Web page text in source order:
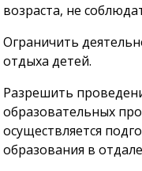
возраста, не
Ограничить
отдыха детей.
Разрешить
образовательных
осуществляется
образования в